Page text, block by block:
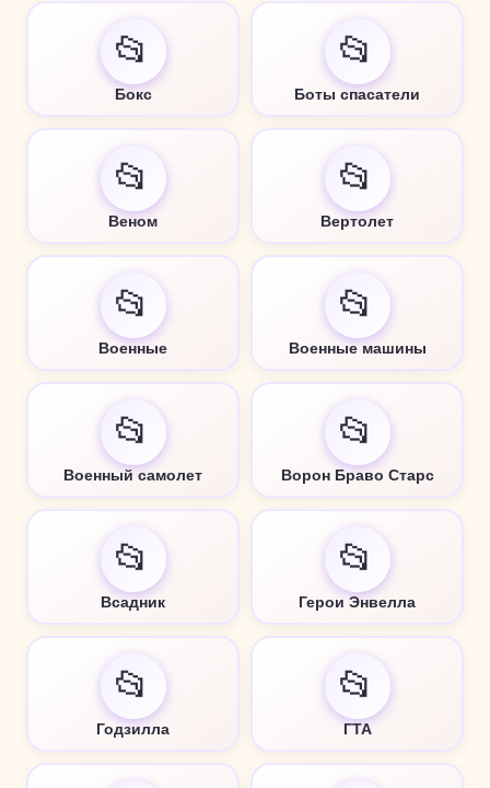
📂
Бокс
📂
Боты спасатели
📂
Веном
📂
Вертолет
📂
Военные
📂
Военные машины
📂
Военный самолет
📂
Ворон Браво Старс
📂
Всадник
📂
Герои Энвелла
📂
Годзилла
📂
ГТА